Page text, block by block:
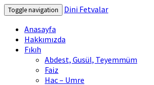
Toggle navigation
Dini Fetvalar
Anasayfa
Hakkımızda
Fıkıh
Abdest, Gusül, Teyemmüm
Faiz
Hac – Umre